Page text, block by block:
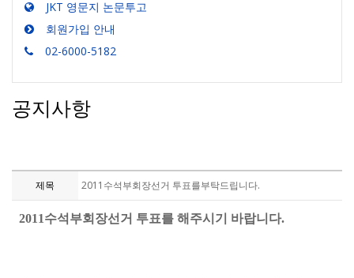
JKT 영문지 논문투고
회원가입 안내
02-6000-5182
공지사항
제목 2011수석부회장선거 투표를부탁드립니다.
2011수석부회장선거 투표를 해주시기 바랍니다.